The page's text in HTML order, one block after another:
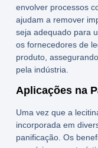
envolver processos
ajudam a remover
seja adequado para
os fornecedores de
produto,
pela indústria.
Aplicações na
Uma vez que a
incorporada em
panificação. Os